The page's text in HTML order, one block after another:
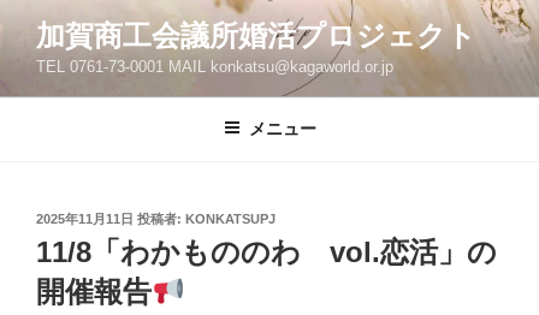
ン
加賀商工会議所婚活プロジェクト
TEL 0761-73-0001 MAIL konkatsu@kagaworld.or.jp
メニュー
投
稿
日:
2025年11月11日 投稿者: KONKATSUPJ
11/8「わかもののわ vol.恋活」の
開催報告